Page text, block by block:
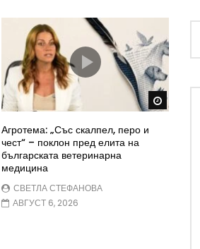
Later Watch
Агротема: „Със скалпел, перо и
чест“ – поклон пред елита на
българската ветеринарна
медицина
СВЕТЛА СТЕФАНОВА
АВГУСТ 6, 2026